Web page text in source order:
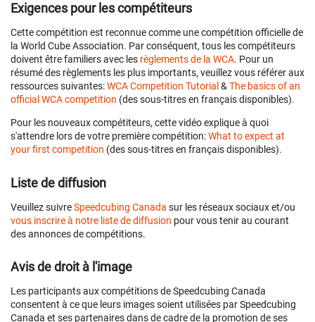
Exigences pour les compétiteurs
Cette compétition est reconnue comme une compétition officielle de
la World Cube Association. Par conséquent, tous les compétiteurs
doivent être familiers avec les règlements de la WCA. Pour un
résumé des règlements les plus importants, veuillez vous référer aux
ressources suivantes:WCA Competition Tutorial &The basics of an
official WCA competition (des sous-titres en français disponibles).
Pour les nouveaux compétiteurs, cette vidéo explique à quoi
s'attendre lors de votre première compétition:What to expect at
your first competition (des sous-titres en français disponibles).
Liste de diffusion
Veuillez suivreSpeedcubing Canada sur les réseaux sociaux et/ou
vous inscrire à notre liste de diffusion pour vous tenir au courant
des annonces de compétitions.
Avis de droit à l'image
Les participants aux compétitions de Speedcubing Canada
consentent à ce que leurs images soient utilisées par Speedcubing
Canada et ses partenaires dans de cadre de la promotion de ses